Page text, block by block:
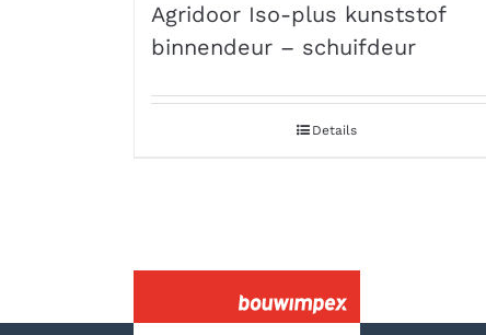
Agridoor Iso-plus kunststof
binnendeur – schuifdeur
Details